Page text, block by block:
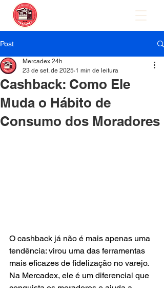
Post
Cashback: Como Ele
Muda o Hábito de
Consumo dos Moradores
Mercadex 24h
23 de set. de 2025 1 min de leitura
O cashback já não é mais apenas uma
tendência: virou uma das ferramentas
mais eficazes de fidelização no varejo.
Na Mercadex, ele é um diferencial que